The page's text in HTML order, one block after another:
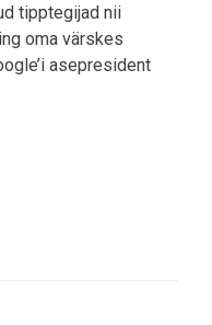
tipptegijad nii
oma värskes
asepresident